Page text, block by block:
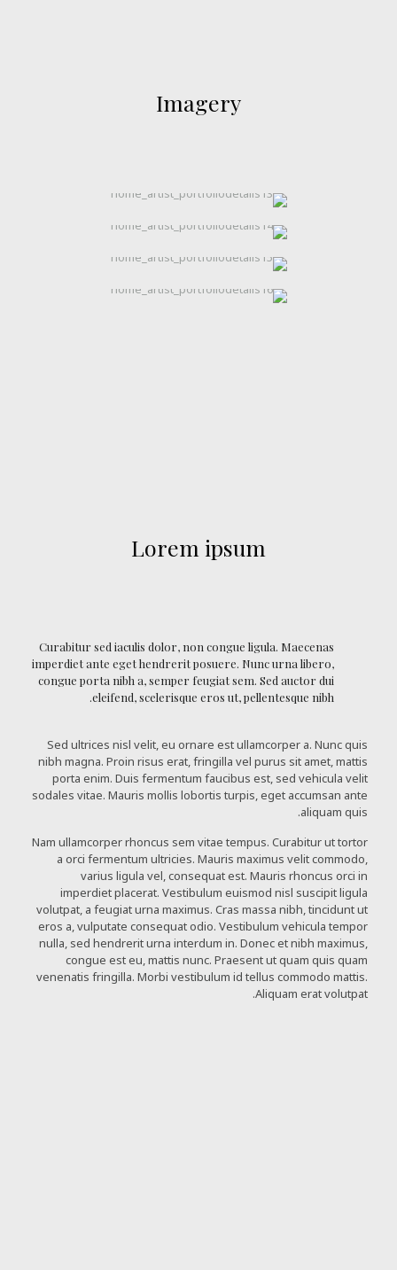
Imagery
Lorem ipsum
Curabitur sed iaculis dolor, non congue ligula. Maecenas
imperdiet ante eget hendrerit posuere. Nunc urna libero,
congue porta nibh a, semper feugiat sem. Sed auctor dui
eleifend, scelerisque eros ut, pellentesque nibh.
Sed ultrices nisl velit, eu ornare est ullamcorper a. Nunc quis
nibh magna. Proin risus erat, fringilla vel purus sit amet, mattis
porta enim. Duis fermentum faucibus est, sed vehicula velit
sodales vitae. Mauris mollis lobortis turpis, eget accumsan ante
aliquam quis.
Nam ullamcorper rhoncus sem vitae tempus. Curabitur ut tortor
a orci fermentum ultricies. Mauris maximus velit commodo,
varius ligula vel, consequat est. Mauris rhoncus orci in
imperdiet placerat. Vestibulum euismod nisl suscipit ligula
volutpat, a feugiat urna maximus. Cras massa nibh, tincidunt ut
eros a, vulputate consequat odio. Vestibulum vehicula tempor
nulla, sed hendrerit urna interdum in. Donec et nibh maximus,
congue est eu, mattis nunc. Praesent ut quam quis quam
venenatis fringilla. Morbi vestibulum id tellus commodo mattis.
Aliquam erat volutpat.